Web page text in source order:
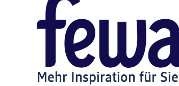
Mehr Inspiration für Sie